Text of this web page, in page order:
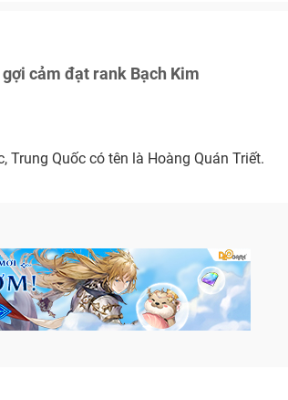
cảm đạt rank Bạch Kim
Quốc có tên là Hoàng Quán Triết.